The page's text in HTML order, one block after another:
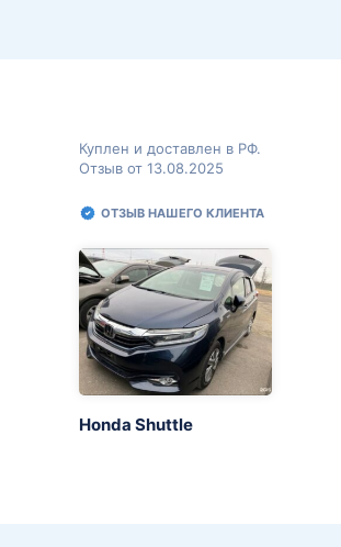
Куплен и доставлен в РФ.
Отзыв от 13.08.2025
ОТЗЫВ НАШЕГО КЛИЕНТА
Honda Shuttle